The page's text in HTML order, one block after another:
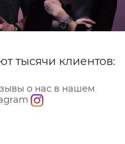
тысячи клиентов:
о нас в нашем